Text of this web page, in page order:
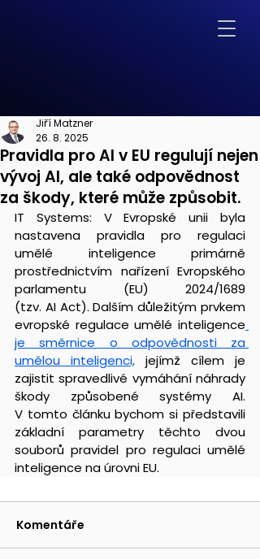
Pravidla pro AI v EU regulují nejen
vývoj AI, ale také odpovědnost
za škody, které může způsobit.
Jiří Matzner
26. 8. 2025
IT Systems: V Evropské unii byla
nastavena pravidla pro regulaci
umělé inteligence primárně
prostřednictvím nařízení Evropského
parlamentu (EU) 2024/1689
(tzv. AI Act). Dalším důležitým prvkem
evropské regulace umělé inteligence
je směrnice o odpovědnosti za
umělou inteligenci, jejímž cílem je
zajistit spravedlivé vymáhání náhrady
škody způsobené systémy AI.
V tomto článku bychom si představili
základní parametry těchto dvou
souborů pravidel pro regulaci umělé
inteligence na úrovni EU.
Komentáře